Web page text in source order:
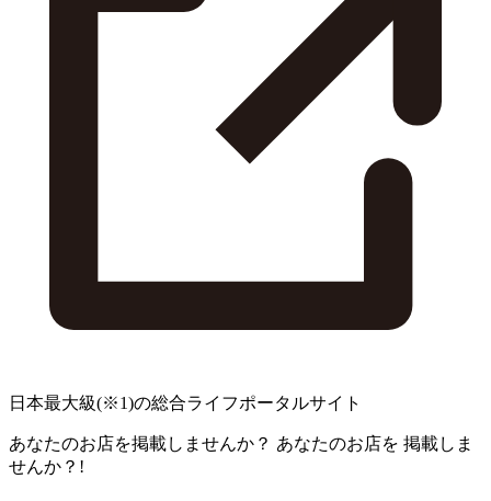
日本最大級(※1)の総合ライフポータルサイト
あなたのお店を掲載しませんか？ あなたのお店を 掲載しま
せんか？!